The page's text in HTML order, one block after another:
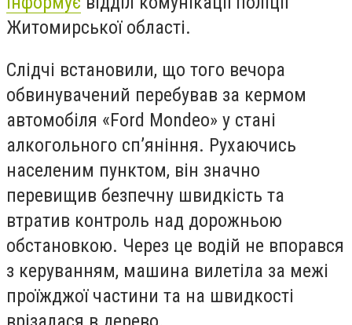
Житомирської області.
Слідчі встановили, що того вечора
обвинувачений перебував за кермом
автомобіля «Ford Mondeo» у стані
алкогольного сп’яніння. Рухаючись
населеним пунктом, він значно
перевищив безпечну швидкість та
втратив контроль над дорожньою
обстановкою. Через це водій не впорався
з керуванням, машина вилетіла за межі
проїжджої частини та на швидкості